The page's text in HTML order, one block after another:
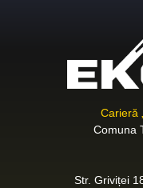
Carieră
Comuna
Str. Griviței